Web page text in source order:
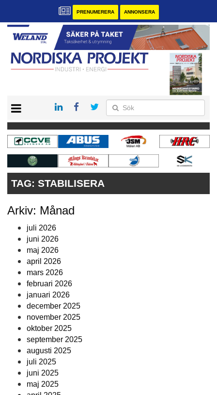
PRENUMERERA ANNONSERA
KONTAKT
VÅRA ANDRA MAGASIN
PRENUMERERA
ANNONSERA
TAG: STABILISERA
Arkiv: Månad
juli 2026
juni 2026
maj 2026
april 2026
mars 2026
februari 2026
januari 2026
december 2025
november 2025
oktober 2025
september 2025
augusti 2025
juli 2025
juni 2025
maj 2025